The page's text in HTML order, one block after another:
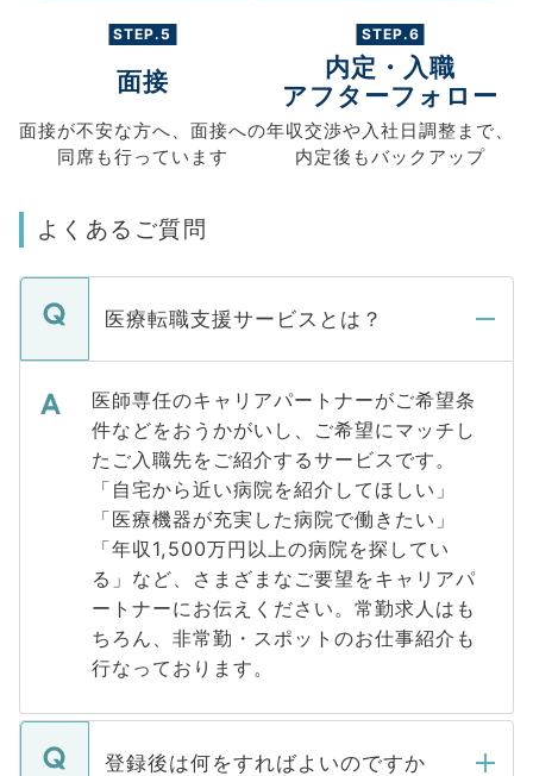
STEP.5
面接
面接が不安な方へ、 面接への
同席も行っています
STEP.6
内定・入職
アフターフォロー
年収交渉や 入社日調整まで、
内定後もバックアップ
よくあるご質問
医療転職支援サービスとは？
医師専任のキャリアパートナーがご希望条
件などをおうかがいし、ご希望にマッチし
たご入職先をご紹介するサービスです。
「自宅から近い病院を紹介してほしい」
「医療機器が充実した病院で働きたい」
「年収1,500万円以上の病院を探してい
る」など、さまざまなご要望をキャリアパ
ートナーにお伝えください。常勤求人はも
ちろん、非常勤・スポットのお仕事紹介も
行なっております。
登録後は何をすればよいのですか